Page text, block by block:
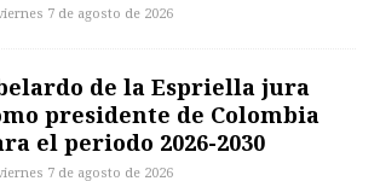
7 de agosto de 2026
de la Espriella jura
presidente de Colombia
el periodo 2026-2030
7 de agosto de 2026